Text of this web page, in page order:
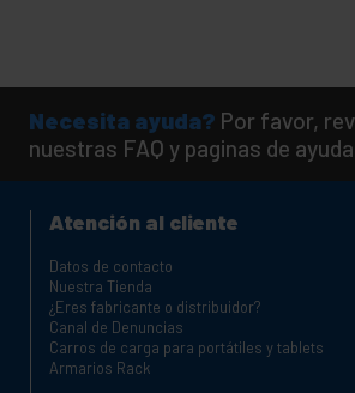
Necesita ayuda? Por favor,
nuestras FAQ y paginas de ayuda
Atención al cliente
Datos de contacto
Nuestra Tienda
¿Eres fabricante o distribuidor?
Canal de Denuncias
Carros de carga para portátiles y tablets
Armarios Rack